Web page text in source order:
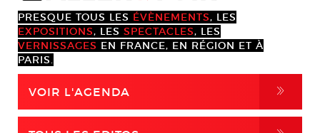
PRESQUE TOUS LES ÉVÈNEMENTS, LES
EXPOSITIONS, LES SPECTACLES, LES
VERNISSAGES EN FRANCE, EN RÉGION ET À
PARIS.
VOIR L'AGENDA ,